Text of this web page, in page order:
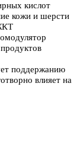
кислот
кожи и шерсти
поддержанию
влияет на